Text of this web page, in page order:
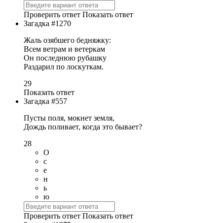
Проверить ответ Показать ответ
Загадка #1270
Жаль озябшего бедняжку:
Всем ветрам и ветеркам
Он последнюю рубашку
Раздарил по лоскуткам.
29
Показать ответ
Загадка #557
Пусты поля, мокнет земля,
Дождь поливает, когда это бывает?
28
О
с
е
н
ь
ю
Проверить ответ Показать ответ